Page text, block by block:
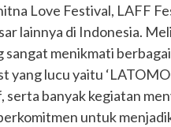
Love Festival, LAFF
lainnya di Indonesia.
menikmati
yang lucu yaitu
banyak kegiatan
untuk